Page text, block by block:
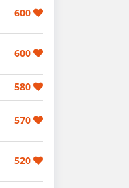
600
600
580
570
520